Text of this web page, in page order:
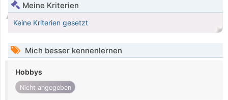
Meine Kriterien
Keine Kriterien gesetzt
Mich besser kennenlernen
Hobbys
Nicht angegeben